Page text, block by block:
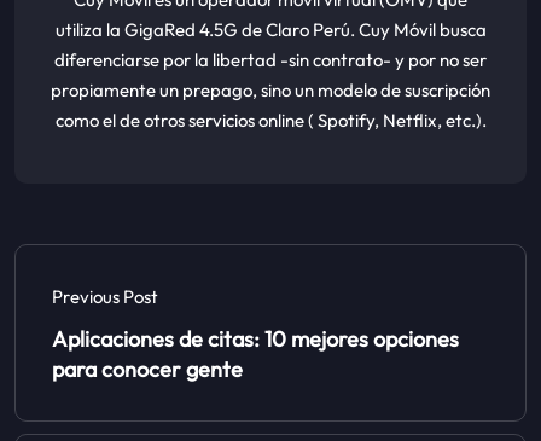
utiliza la GigaRed 4.5G de Claro Perú. Cuy Móvil busca
diferenciarse por la libertad -sin contrato- y por no ser
propiamente un prepago, sino un modelo de suscripción
como el de otros servicios online ( Spotify, Netflix, etc.).
Previous Post
Aplicaciones de citas: 10 mejores opciones
para conocer gente